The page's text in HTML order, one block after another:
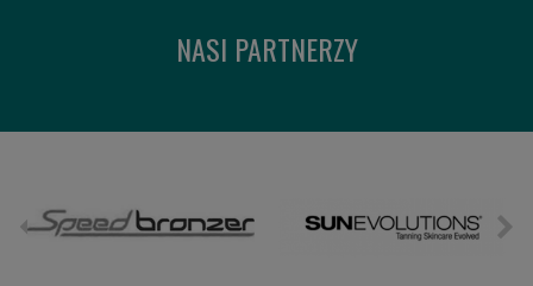
NASI PARTNERZY